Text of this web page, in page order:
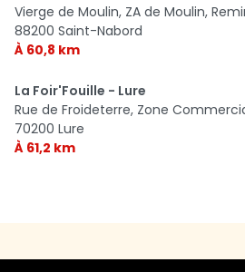
Vierge de Moulin, ZA de Moulin,
88200 Saint-Nabord
À 60,8 km
La Foir'Fouille - Lure
Rue de Froideterre, Zone
70200 Lure
À 61,2 km